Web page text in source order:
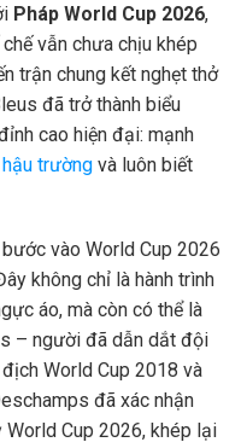
Pháp World Cup 2026,
vẫn chưa chịu khép
trận chung kết nghẹt thở
đã trở thành biểu
cao hiện đại: mạnh
hậu trường và luôn biết
vào World Cup 2026
không chỉ là hành trình
áo, mà còn có thể là
– người đã dẫn dắt đội
World Cup 2018 và
đã xác nhận
Cup 2026, khép lại